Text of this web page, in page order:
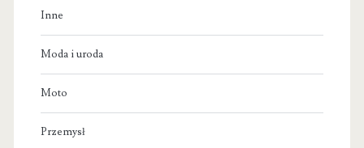
Inne
Moda i uroda
Moto
Przemysł